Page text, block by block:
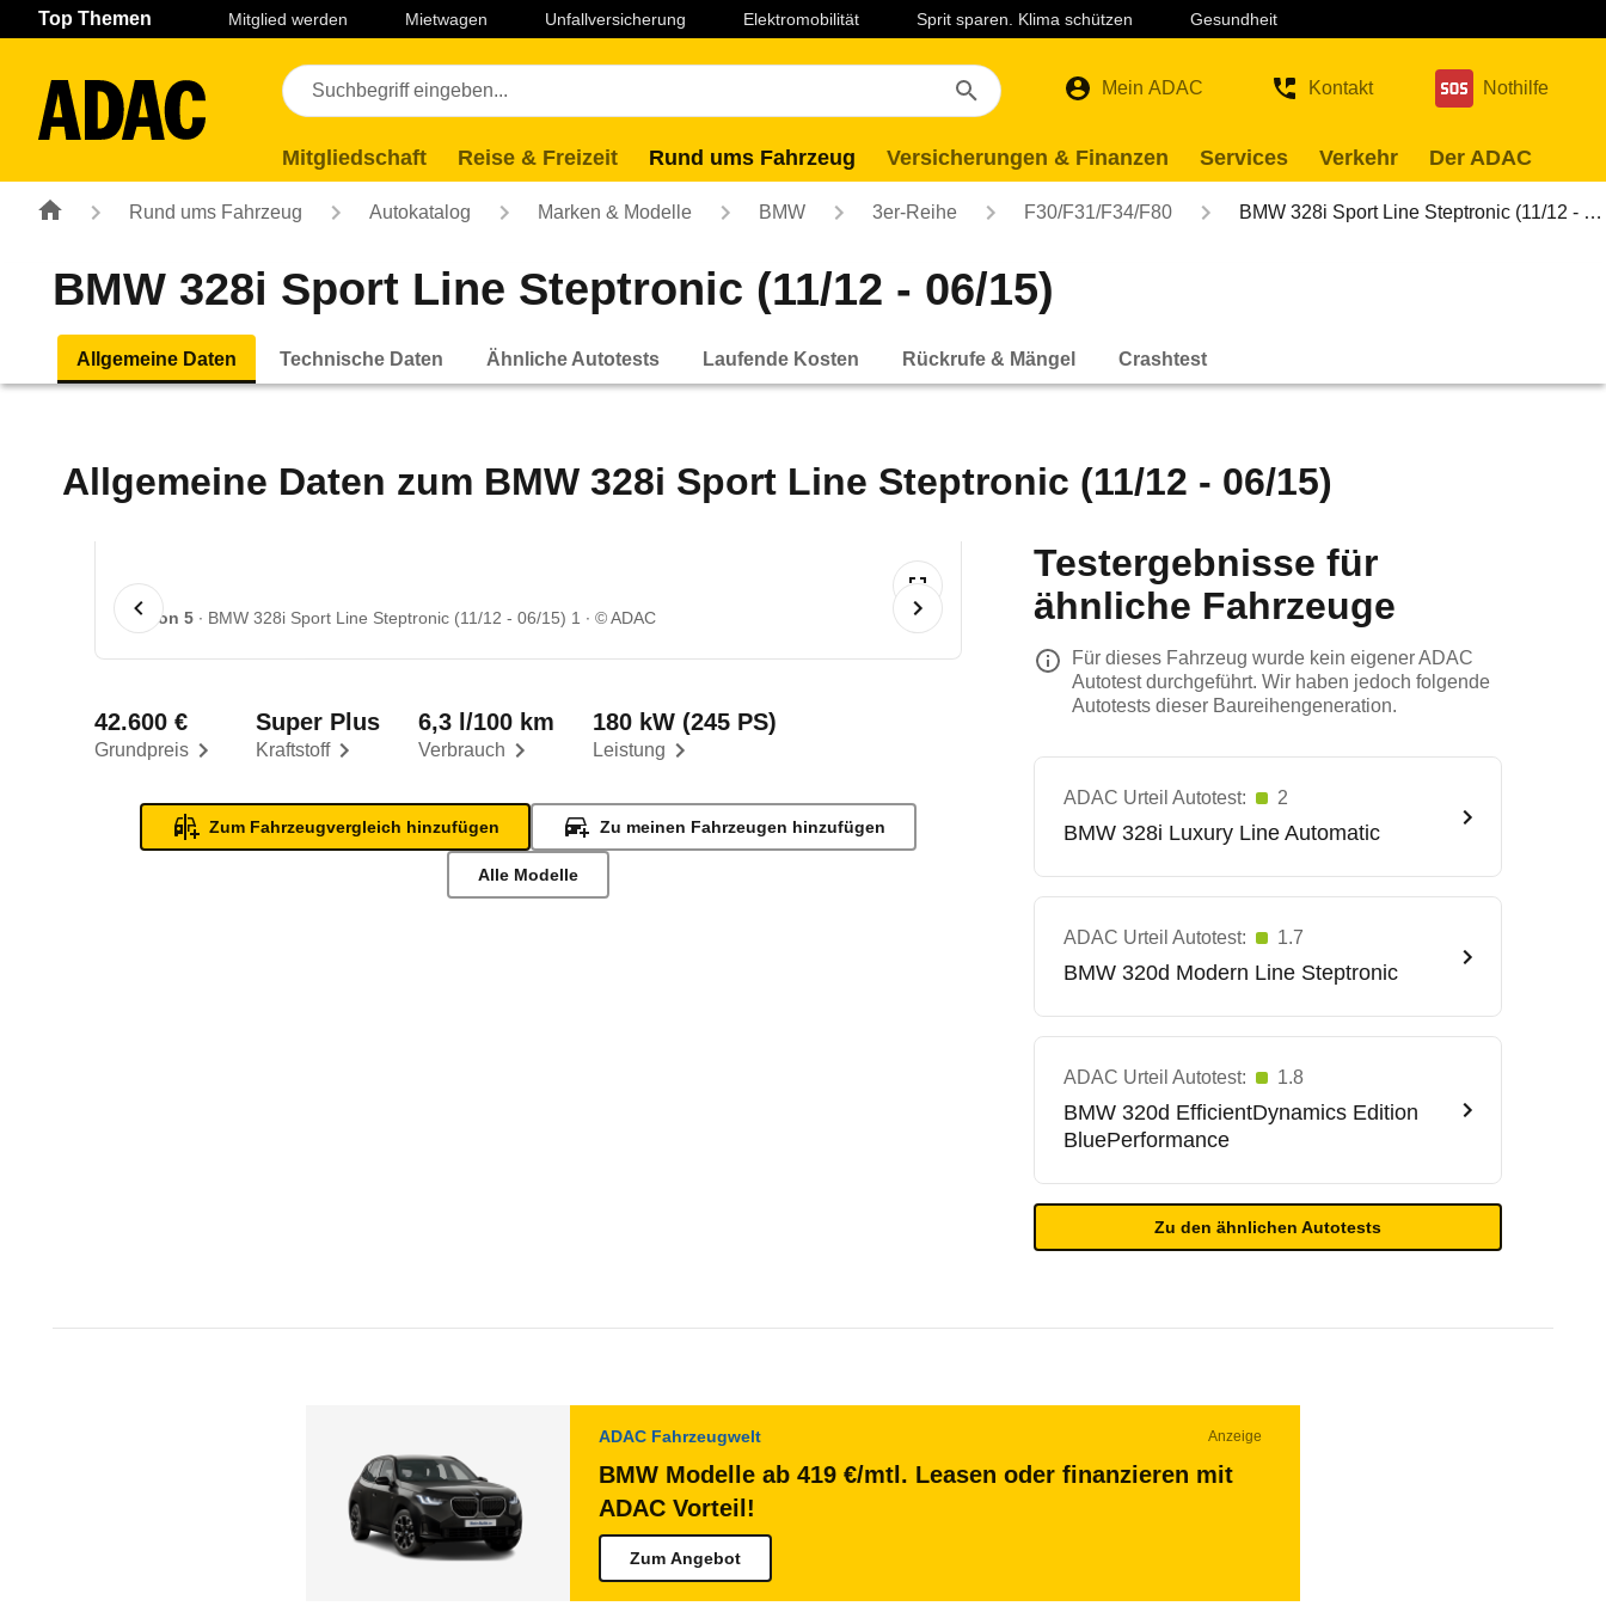
Navigation Seiteninhalt Fußzeile
Top Themen Mitglied werden Mietwagen Unfallversicherung Elektromobilität Sprit sparen. Klima schützen Gesundheit
Mein ADAC Kontakt Nothilfe
Mitgliedschaft Reise & Freizeit Rund ums Fahrzeug Versicherungen & Finanzen Services Verkehr Der ADAC
Rund ums Fahrzeug Autokatalog Marken & Modelle BMW 3er-Reihe F30/F31/F34/F80 BMW 328i Sport Line Steptronic (11/12 - …
BMW 328i Sport Line Steptronic (11/12 - 06/15)
Allgemeine Daten Technische Daten Ähnliche Autotests Laufende Kosten Rückrufe & Mängel Crashtest
Allgemeine Daten zum BMW 328i Sport Line Steptronic (11/12 - 06/15)
1 von 5 BMW 328i Sport Line Steptronic (11/12 - 06/15) 1 © ADAC
Grundpreis
42.600 €
Kraftstoff
Super Plus
Verbrauch
6,3 l/100 km
Leistung
180 kW (245 PS)
Zum Fahrzeugvergleich hinzufügen Zu meinen Fahrzeugen hinzufügen
Alle Modelle
Testergebnisse für
ähnliche Fahrzeuge
Für dieses Fahrzeug wurde kein eigener ADAC
Autotest durchgeführt. Wir haben jedoch folgende
Autotests dieser Baureihengeneration.
ADAC Urteil Autotest: 2
BMW 328i Luxury Line Automatic
ADAC Urteil Autotest: 1.7
BMW 320d Modern Line Steptronic
ADAC Urteil Autotest: 1.8
BMW 320d EfficientDynamics Edition
BluePerformance
Zu den ähnlichen Autotests
ADAC Fahrzeugwelt Anzeige
BMW Modelle ab 419 €/mtl. Leasen oder finanzieren mit
ADAC Vorteil!
Zum Angebot